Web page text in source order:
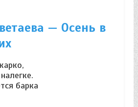
— Осень в
барка